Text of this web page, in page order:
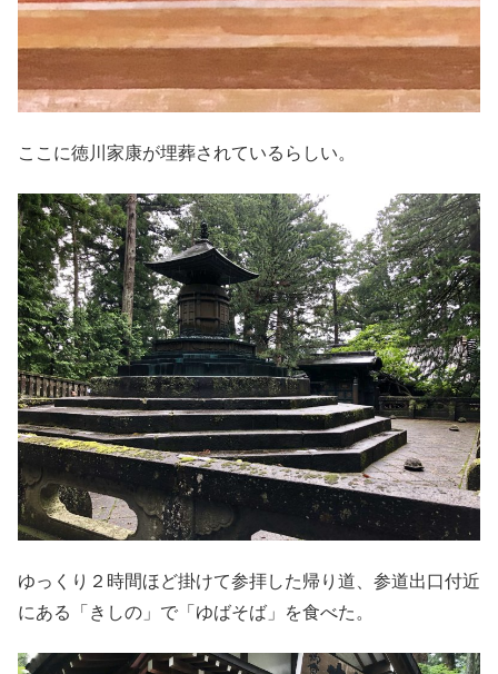
ここに徳川家康が埋葬されているらしい。
ゆっくり２時間ほど掛けて参拝した帰り道、参道出口付近
にある「きしの」で「ゆばそば」を食べた。